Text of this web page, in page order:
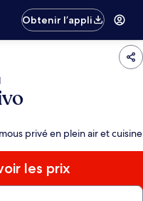
Obtenir l’appli
privé en plein air et cuisine
les prix